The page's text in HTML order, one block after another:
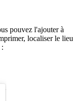
pouvez l'ajouter à
localiser le lieu